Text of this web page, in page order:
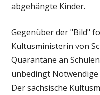
abgehängte Kinder.
Gegenüber der "Bild"
Kultusministerin von
Quarantäne an
unbedingt
Der sächsische